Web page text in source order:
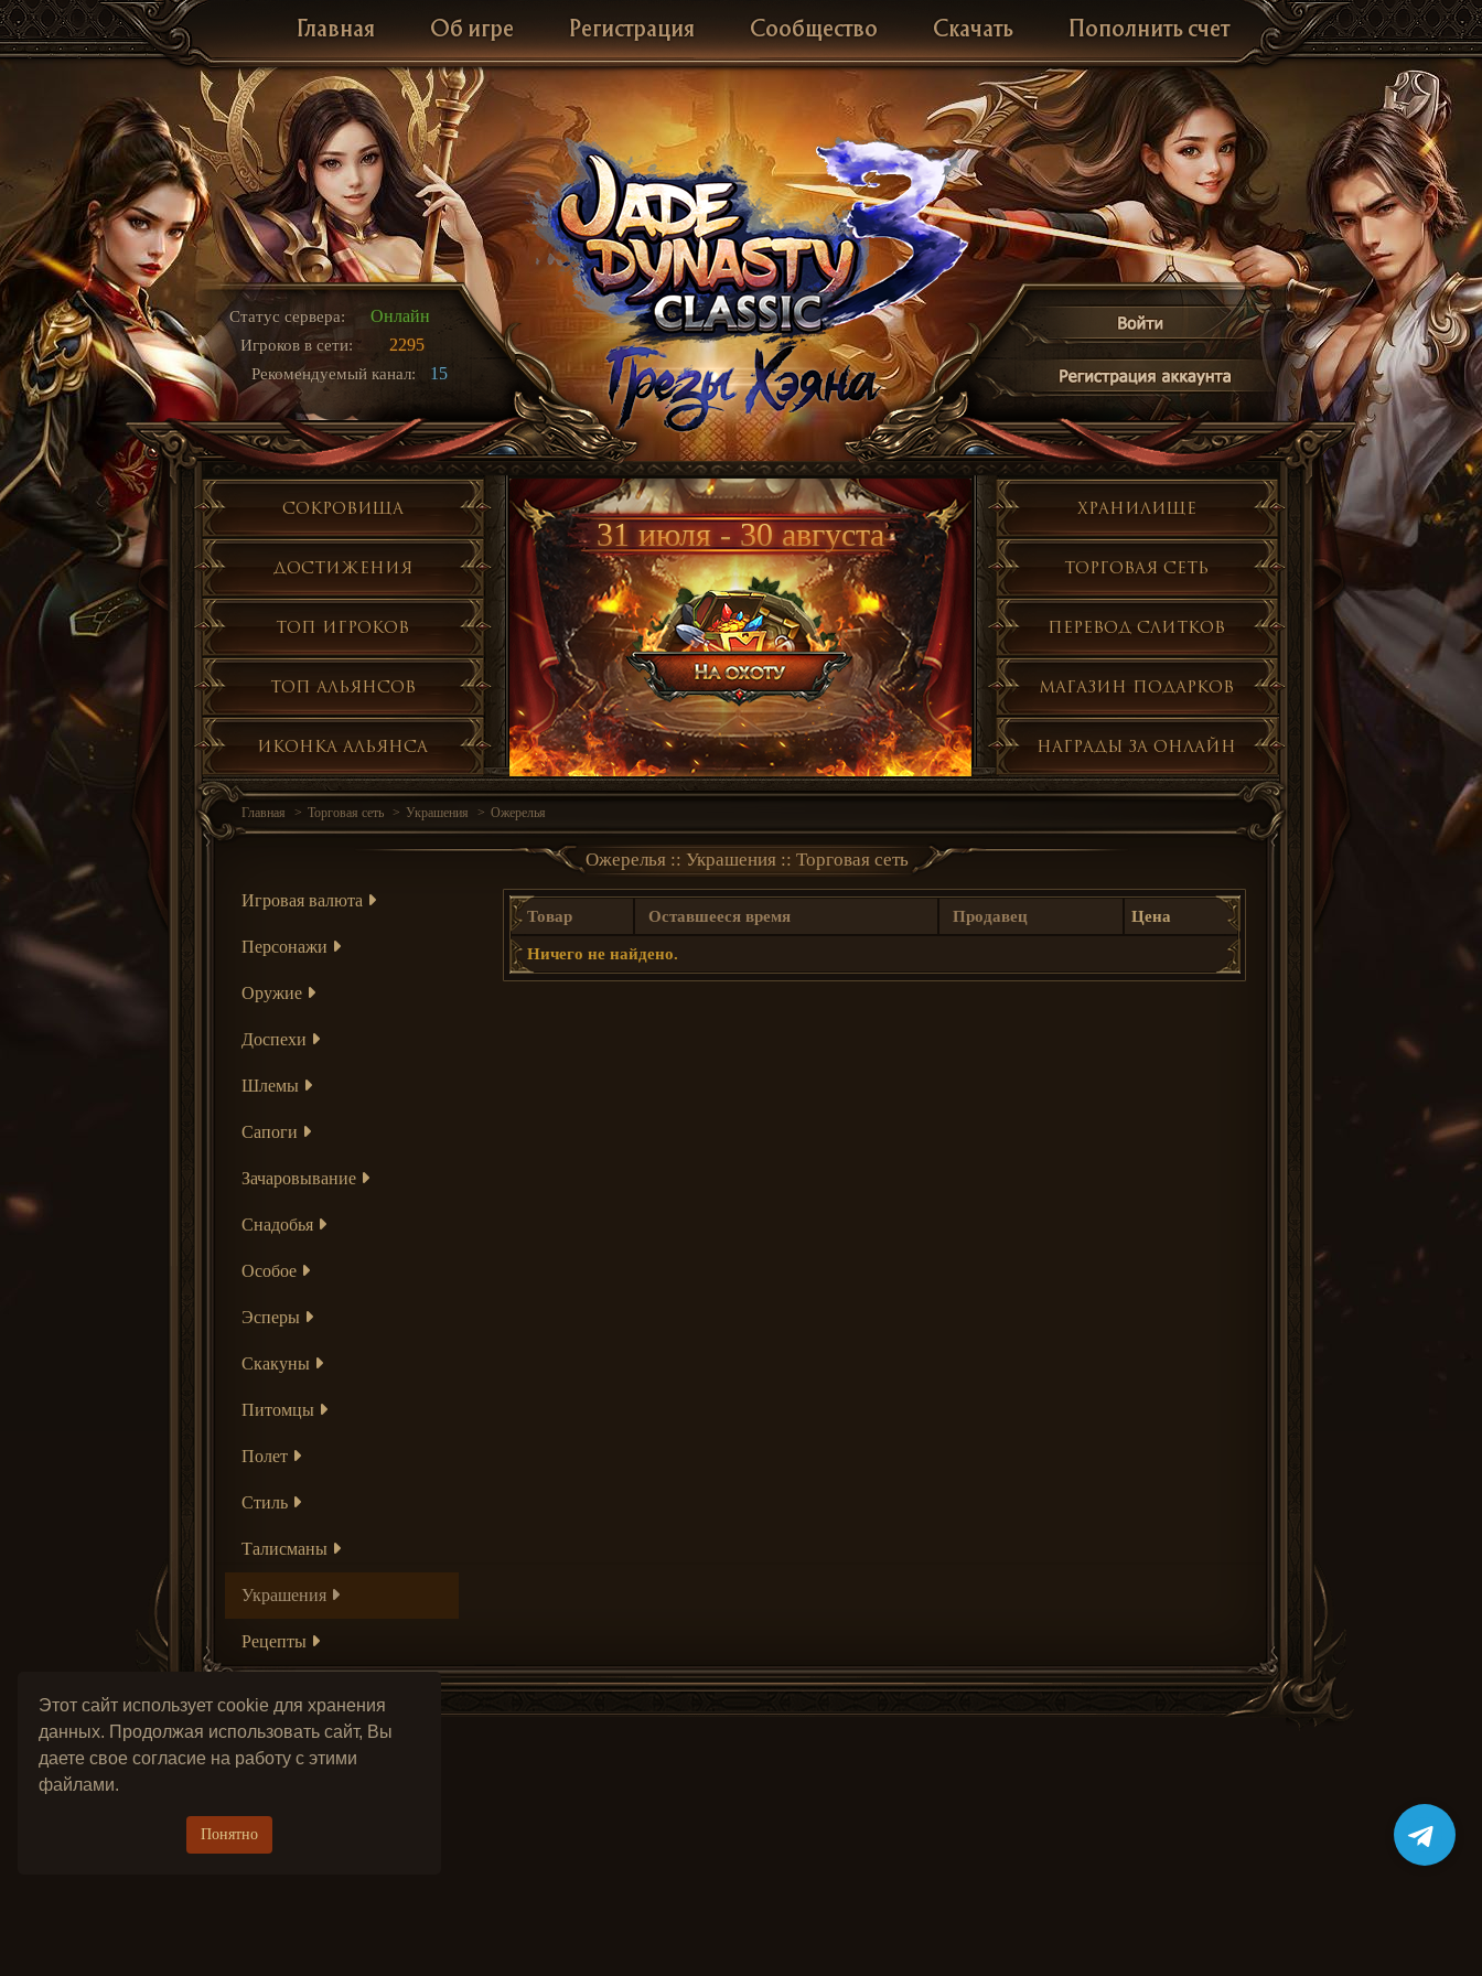
Этот сайт использует cookie для хранения
данных. Продолжая использовать сайт, Вы
даете свое согласие на работу с этими
файлами.
Понятно
Главная Об игре Регистрация Сообщество Скачать Пополнить счет
Статус сервера: Онлайн
Игроков в сети: 2295
Рекомендуемый канал: 15
Сокровища
Достижения
Топ игроков
Топ альянсов
Иконка альянса
31 июля - 30 августа
Хранилище
Торговая сеть
Перевод слитков
Магазин подарков
Награды за онлайн
Главная Торговая сеть Украшения Ожерелья
Ожерелья :: Украшения :: Торговая сеть
Игровая валюта
Персонажи
Оружие
Доспехи
Шлемы
Сапоги
Зачаровывание
Снадобья
Особое
Эсперы
Скакуны
Питомцы
Полет
Стиль
Талисманы
Украшения
Рецепты
Товар Оставшееся время Продавец Цена
Ничего не найдено.